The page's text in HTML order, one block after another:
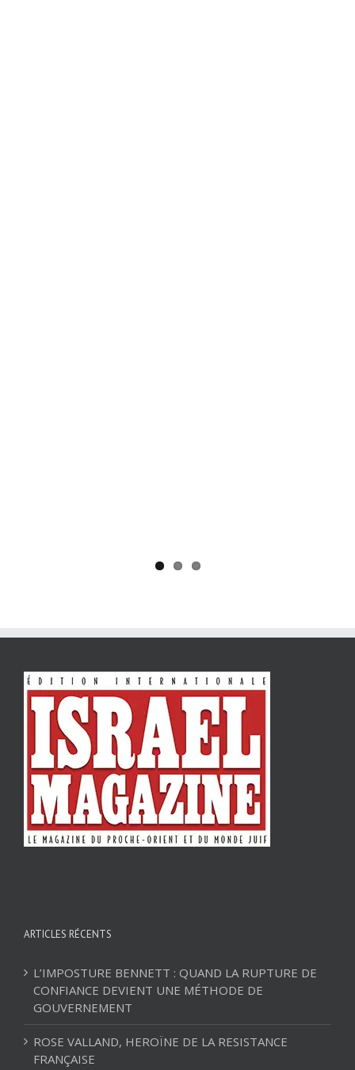
ARTICLES RÉCENTS
L’IMPOSTURE BENNETT : QUAND LA RUPTURE DE
CONFIANCE DEVIENT UNE MÉTHODE DE
GOUVERNEMENT
ROSE VALLAND, HEROÏNE DE LA RESISTANCE
FRANÇAISE